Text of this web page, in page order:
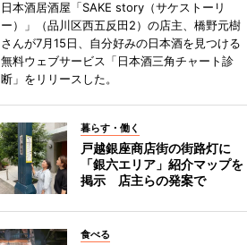
日本酒居酒屋「SAKE story（サケストーリ
ー）」（品川区西五反田2）の店主、橋野元樹
さんが7月15日、自分好みの日本酒を見つける
無料ウェブサービス「日本酒三角チャート診
断」をリリースした。
暮らす・働く
戸越銀座商店街の街路灯に
「銀六エリア」紹介マップを
掲示 店主らの発案で
食べる